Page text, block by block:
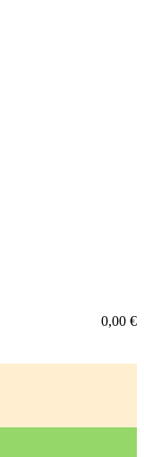
0,00 €